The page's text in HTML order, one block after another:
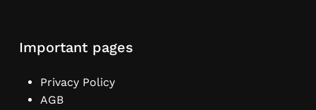
Important pages
Privacy Policy
AGB